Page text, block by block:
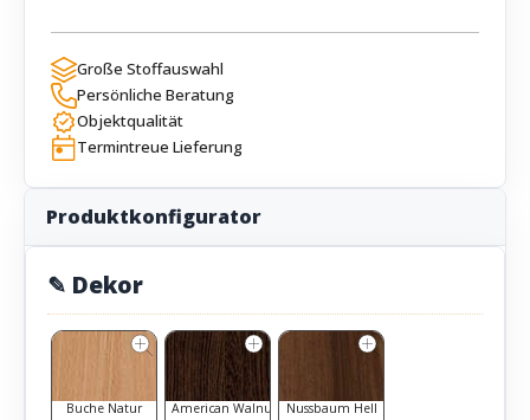
Große Stoffauswahl
Persönliche Beratung
Objektqualität
Termintreue Lieferung
Produktkonfigurator
✎ Dekor
Buche Natur American Walnut Nussbaum Hell